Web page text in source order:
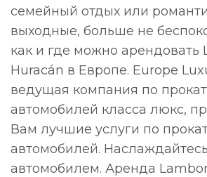
семейный отдых или
выходные, больше не
как и где можно арендовать
Huracán в Европе. Europe
ведущая компания по
автомобилей класса люкс,
Вам лучшие услуги по
автомобилей.
автомобилем. Аренда